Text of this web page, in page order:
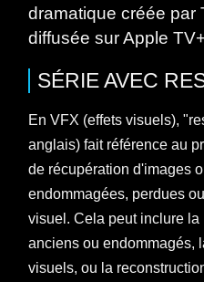
dramatique créée par
diffusée sur Apple
SÉRIEAVEC
En VFX (effets visuels),
anglais) fait référence au
de récupération d'images
endommagées, perdues
visuel. Cela peut inclure la
anciens ou endommagés,
visuels, ou la